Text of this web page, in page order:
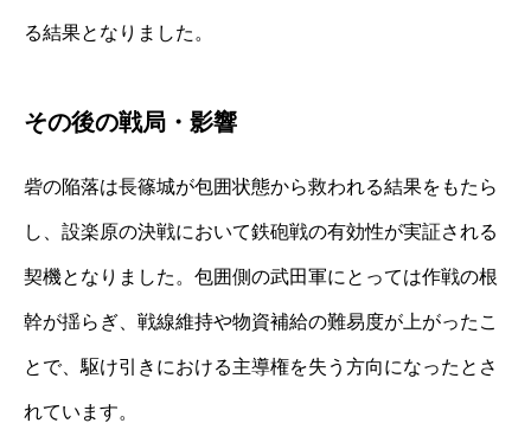
る結果となりました。
その後の戦局・影響
砦の陥落は長篠城が包囲状態から救われる結果をもたら
し、設楽原の決戦において鉄砲戦の有効性が実証される
契機となりました。包囲側の武田軍にとっては作戦の根
幹が揺らぎ、戦線維持や物資補給の難易度が上がったこ
とで、駆け引きにおける主導権を失う方向になったとさ
れています。